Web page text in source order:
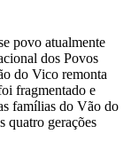
povo atualmente
dos Povos
do Vico remonta
fragmentado e
famílias do Vão do
quatro gerações